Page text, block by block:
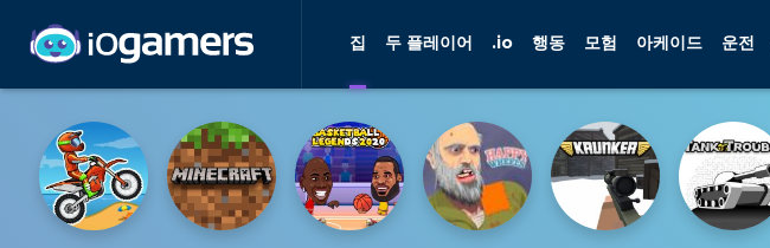
집 두 플레이어 .io 행동 모험 아케이드 운전